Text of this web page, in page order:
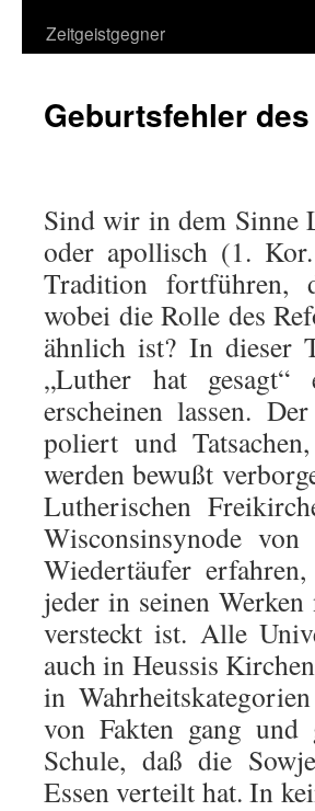
Zeitgeistgegner
Geburtsfehler
Sind wir in dem Sinne
oder apollisch (1.
Tradition fortführen,
wobei die Rolle des
ähnlich ist? In dieser
„Luther hat gesagt“
erscheinen lassen.
poliert und
werden bewußt
Lutherischen
Wisconsinsynode
Wiedertäufer
jeder in seinen
versteckt ist. Alle
auch in Heussis
in
von Fakten gang
Schule, daß die
Essen verteilt hat. In